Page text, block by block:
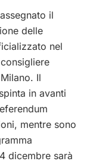
il
delle
nel
Il
in avanti
mentre sono
dicembre sarà